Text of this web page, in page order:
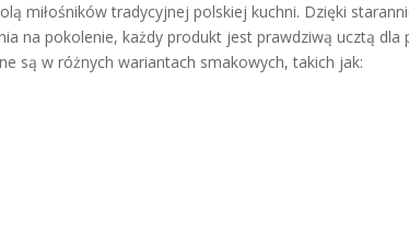
miłośników tradycyjnej polskiej kuchni. Dzięki
na pokolenie, każdy produkt jest prawdziwą ucztą dla
są w różnych wariantach smakowych, takich jak: